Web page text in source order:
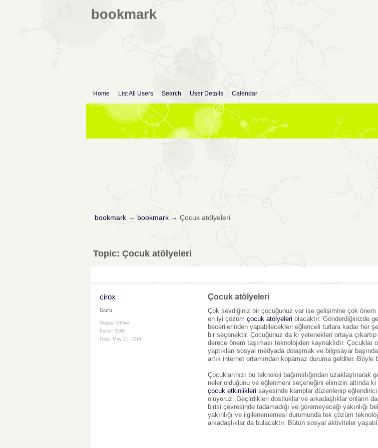
bookmark
Home List All Users Search User Details Calendar
bookmark→ bookmark→ Çocuk atölyeleri
Topic: Çocuk atölyeleri
cirox
Guru
Status: Offline
Posts: 2349
Date: May 21, 2014
Çocuk atölyeleri
Çok sevdiğiniz bir çocuğunuz var ise gelişimine çok
en iyi çözüm çocuk atölyeleri olacaktır. Gönderdiğinizde
becerilerinden yapabilecekleri eğlenceli turlara kadar her
bir seçenektir. Çocuğunuz da ki yetenekleri ortaya
derece önem taşıması teknolojiden kaynaklıdır.
yaptıkları sosyal medyada dolaşmak ve bilgisayar
artık internet ortamından kopamaz duruma geldiler.
Çocuklarınızı bu teknoloji bağımlılığından
neler olduğunu ve eğlenmeni seçeneğini elimizin altında
çocuk etkinlikleri sayesinde kamplar düzenlenip
oluyoruz. Geçirdikleri dostluklar ve arkadaşlıklar onların
birisi çevresinde tadamadığı ve göremeyeceği yakınlığı
yakınlığı ve ilgilenememesi durumunda tek çözüm
arkadaşlıklar da bulacaktır. Bütün sosyal aktiviteler